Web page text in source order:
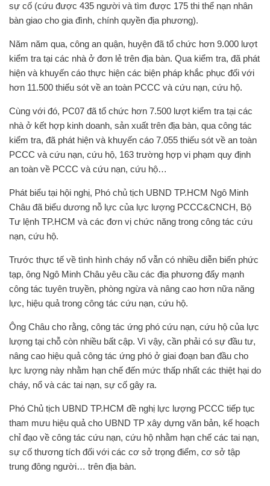
sự cố (cứu được 435 người và tìm được 175 thi thể nạn nhân
bàn giao cho gia đình, chính quyền địa phương).
Năm năm qua, công an quận, huyện đã tổ chức hơn 9.000 lượt
kiểm tra tại các nhà ở đơn lẻ trên địa bàn. Qua kiểm tra, đã phát
hiện và khuyến cáo thực hiện các biện pháp khắc phục đối với
hơn 11.500 thiếu sót về an toàn PCCC và cứu nạn, cứu hộ.
Cùng với đó, PC07 đã tổ chức hơn 7.500 lượt kiểm tra tại các
nhà ở kết hợp kinh doanh, sản xuất trên địa bàn, qua công tác
kiểm tra, đã phát hiện và khuyến cáo 7.055 thiếu sót về an toàn
PCCC và cứu nạn, cứu hộ, 163 trường hợp vi phạm quy định
an toàn về PCCC và cứu nạn, cứu hộ…
Phát biểu tại hội nghị, Phó chủ tịch UBND TP.HCM Ngô Minh
Châu đã biểu dương nỗ lực của lực lượng PCCC&CNCH, Bộ
Tư lệnh TP.HCM và các đơn vị chức năng trong công tác cứu
nạn, cứu hộ.
Trước thực tế về tình hình cháy nổ vẫn có nhiều diễn biến phức
tạp, ông Ngô Minh Châu yêu cầu các địa phương đẩy mạnh
công tác tuyên truyền, phòng ngừa và nâng cao hơn nữa năng
lực, hiệu quả trong công tác cứu nạn, cứu hộ.
Ông Châu cho rằng, công tác ứng phó cứu nạn, cứu hộ của lực
lượng tại chỗ còn nhiều bất cập. Vì vậy, cần phải có sự đầu tư,
nâng cao hiệu quả công tác ứng phó ở giai đoạn ban đầu cho
lực lượng này nhằm hạn chế đến mức thấp nhất các thiệt hại do
cháy, nổ và các tai nạn, sự cố gây ra.
Phó Chủ tịch UBND TP.HCM đề nghị lực lượng PCCC tiếp tục
tham mưu hiệu quả cho UBND TP xây dựng văn bản, kế hoạch
chỉ đạo về công tác cứu nạn, cứu hộ nhằm hạn chế các tai nạn,
sự cố thương tích đối với các cơ sở trọng điểm, cơ sở tập
trung đông người… trên địa bàn.